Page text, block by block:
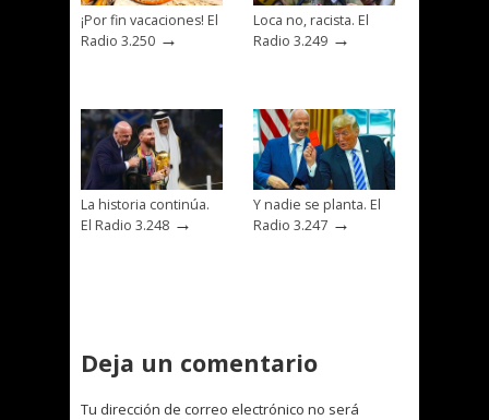
¡Por fin vacaciones! El
Radio 3.250 →
Loca no, racista. El
Radio 3.249 →
La historia continúa.
El Radio 3.248 →
Y nadie se planta. El
Radio 3.247 →
Deja un comentario
Tu dirección de correo electrónico no será